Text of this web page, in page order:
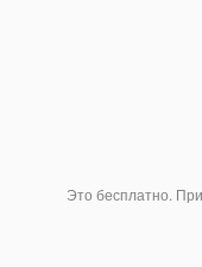
Это бесплатно.